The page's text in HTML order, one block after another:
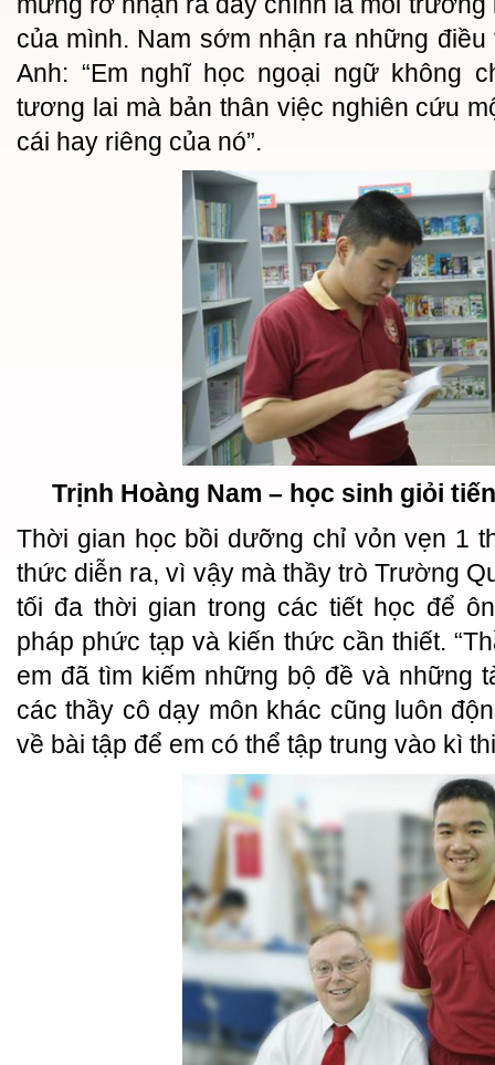
của mình. Nam sớm nhận ra những
Anh: “Em nghĩ học ngoại ngữ không
tương lai mà bản thân việc nghiên cứu
cái hay riêng của nó”.
Trịnh Hoàng Nam – học sinh giỏi
Thời gian học bồi dưỡng chỉ vỏn vẹn 1
thức diễn ra, vì vậy mà thầy trò Trường
tối đa thời gian trong các tiết học để
pháp phức tạp và kiến thức cần thiết.
em đã tìm kiếm những bộ đề và những
các thầy cô dạy môn khác cũng luôn
về bài tập để em có thể tập trung vào kì